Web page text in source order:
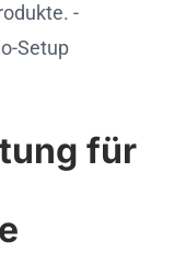
-
Setup
für